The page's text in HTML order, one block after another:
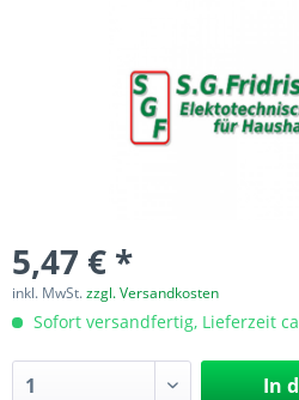
5,47 € *
inkl. MwSt.zzgl. Versandkosten
Sofort versandfertig, Lieferzeit
In